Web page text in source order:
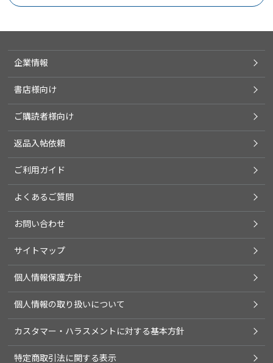
企業情報
書店様向け
ご購読者様向け
返品入帖依頼
ご利用ガイド
よくあるご質問
お問い合わせ
サイトマップ
個人情報保護方針
個人情報の取り扱いについて
カスタマー・ハラスメントに対する基本方針
特定商取引法に関する表示